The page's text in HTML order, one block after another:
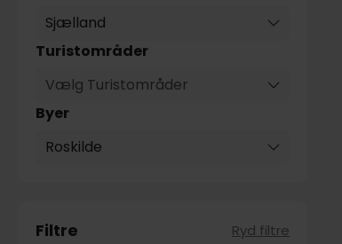
Sjælland
Turistområder
Vælg Turistområder
Byer
Roskilde
Filtre Ryd filtre